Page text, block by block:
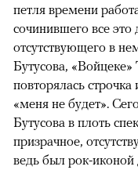
петля времени
сочинившего все это
отсутствующего в
Бутусова,
повторялась
«меня не будет».
Бутусова в плоть
призрачное,
ведь был рок-